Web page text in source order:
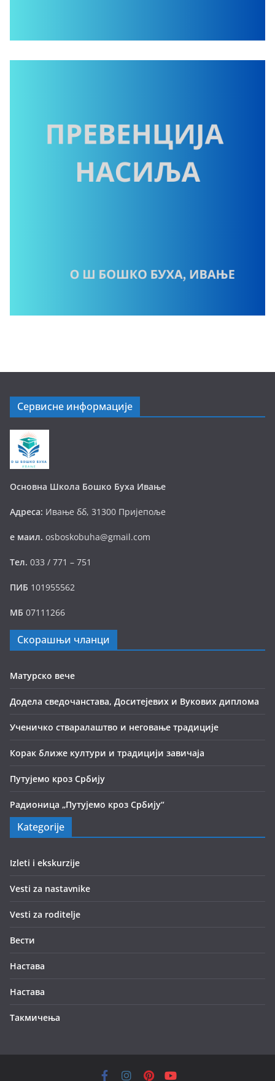
Сервисне информације
Основна Школа Бошко Буха Ивање
Адреса: Ивање бб, 31300 Пријепоље
е маил. osboskobuha@gmail.com
Тел. 033 / 771 – 751
ПИБ 101955562
МБ 07111266
Скорашњи чланци
Матурско вече
Додела сведочанстава, Доситејевих и Вукових диплома
Ученичко стваралаштво и неговање традиције
Корак ближе култури и традицији завичаја
Путујемо кроз Србију
Радионица „Путујемо кроз Србију“
Kategorije
Izleti i ekskurzije
Vesti za nastavnike
Vesti za roditelje
Вести
Настава
Настава
Такмичења